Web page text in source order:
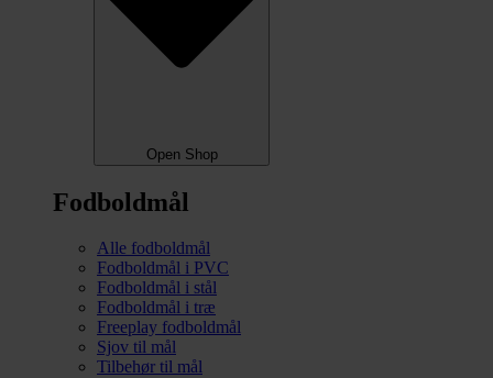
Open Shop
Fodboldmål
Alle fodboldmål
Fodboldmål i PVC
Fodboldmål i stål
Fodboldmål i træ
Freeplay fodboldmål
Sjov til mål
Tilbehør til mål